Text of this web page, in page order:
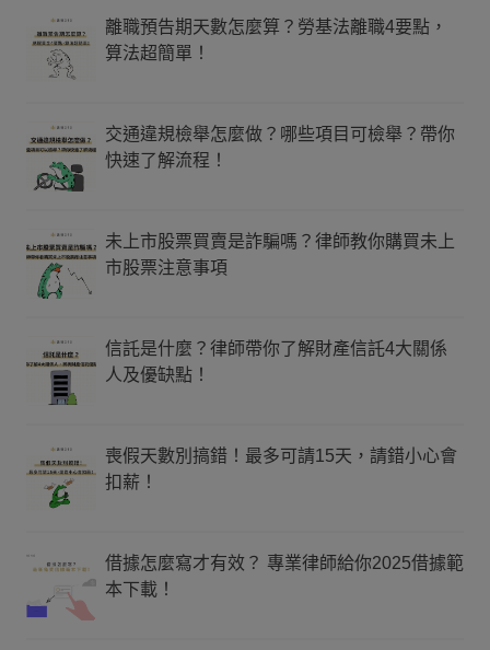
離職預告期天數怎麼算？勞基法離職4要點，
算法超簡單！
交通違規檢舉怎麼做？哪些項目可檢舉？帶你
快速了解流程！
未上市股票買賣是詐騙嗎？律師教你購買未上
市股票注意事項
信託是什麼？律師帶你了解財產信託4大關係
人及優缺點！
喪假天數別搞錯！最多可請15天，請錯小心會
扣薪！
借據怎麼寫才有效？ 專業律師給你2025借據範
本下載！